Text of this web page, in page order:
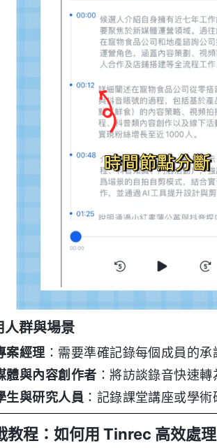
人群與場景
案經理：需要準確記錄每個成員的承
體與內容創作者 ：將訪談錄音快速
生與研究人員 ：記錄課堂講座或學
教程：如何用 Tinrec 高效處